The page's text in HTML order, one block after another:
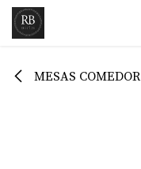
Ir al contenido
MESAS COMEDOR